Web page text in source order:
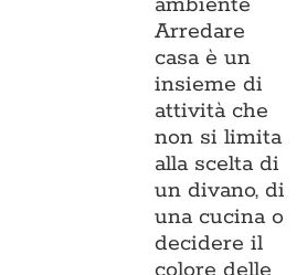
Arredare
casa è un
insieme di
attività che
non si limita
alla scelta di
un divano, di
una cucina o
decidere il